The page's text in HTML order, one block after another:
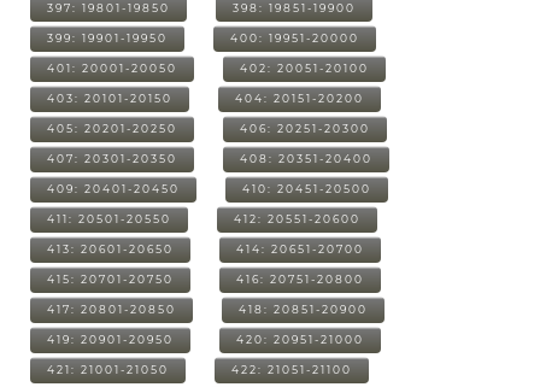
397: 19801-19850 398: 19851-19900
399: 19901-19950 400: 19951-20000
401: 20001-20050 402: 20051-20100
403: 20101-20150 404: 20151-20200
405: 20201-20250 406: 20251-20300
407: 20301-20350 408: 20351-20400
409: 20401-20450 410: 20451-20500
411: 20501-20550 412: 20551-20600
413: 20601-20650 414: 20651-20700
415: 20701-20750 416: 20751-20800
417: 20801-20850 418: 20851-20900
419: 20901-20950 420: 20951-21000
421: 21001-21050 422: 21051-21100